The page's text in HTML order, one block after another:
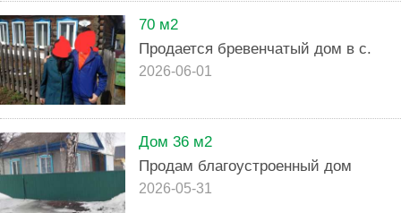
70 м2
Продается бревенчатый дом в с.
2026-06-01
Дом 36 м2
Продам благоустроенный дом
2026-05-31